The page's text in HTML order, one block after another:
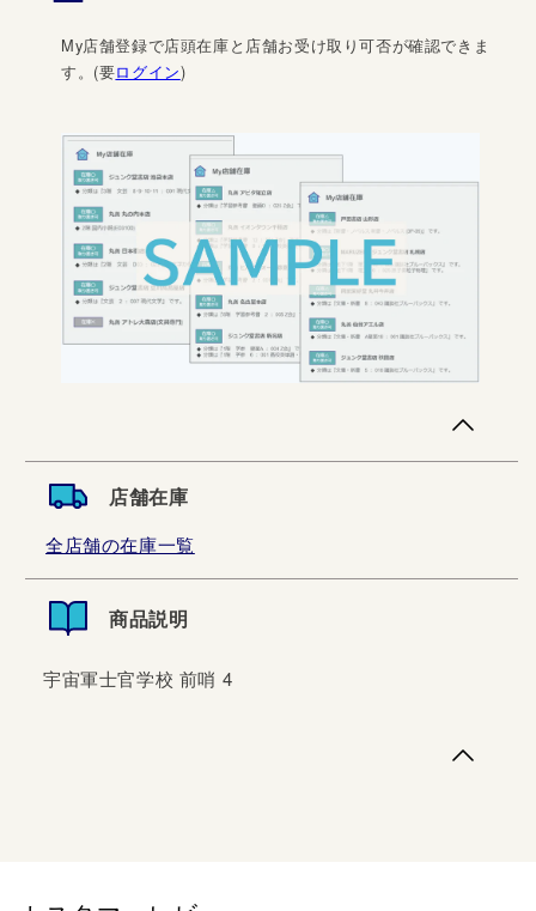
My店舗登録で店頭在庫と店舗お受け取り可否が確認できま
す。(要ログイン)
店舗在庫
全店舗の在庫一覧
商品説明
宇宙軍士官学校 前哨 4